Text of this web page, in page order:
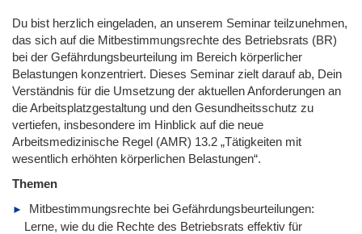
Du bist herzlich eingeladen, an unserem Seminar teilzunehmen,
das sich auf die Mitbestimmungsrechte des Betriebsrats (BR)
bei der Gefährdungsbeurteilung im Bereich körperlicher
Belastungen konzentriert. Dieses Seminar zielt darauf ab, Dein
Verständnis für die Umsetzung der aktuellen Anforderungen an
die Arbeitsplatzgestaltung und den Gesundheitsschutz zu
vertiefen, insbesondere im Hinblick auf die neue
Arbeitsmedizinische Regel (AMR) 13.2 „Tätigkeiten mit
wesentlich erhöhten körperlichen Belastungen“.
Themen
Mitbestimmungsrechte bei Gefährdungsbeurteilungen:
Lerne, wie du die Rechte des Betriebsrats effektiv für